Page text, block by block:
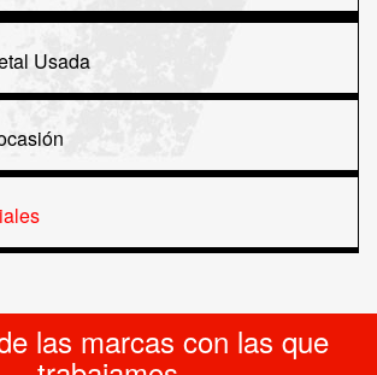
Usada
las marcas con las que